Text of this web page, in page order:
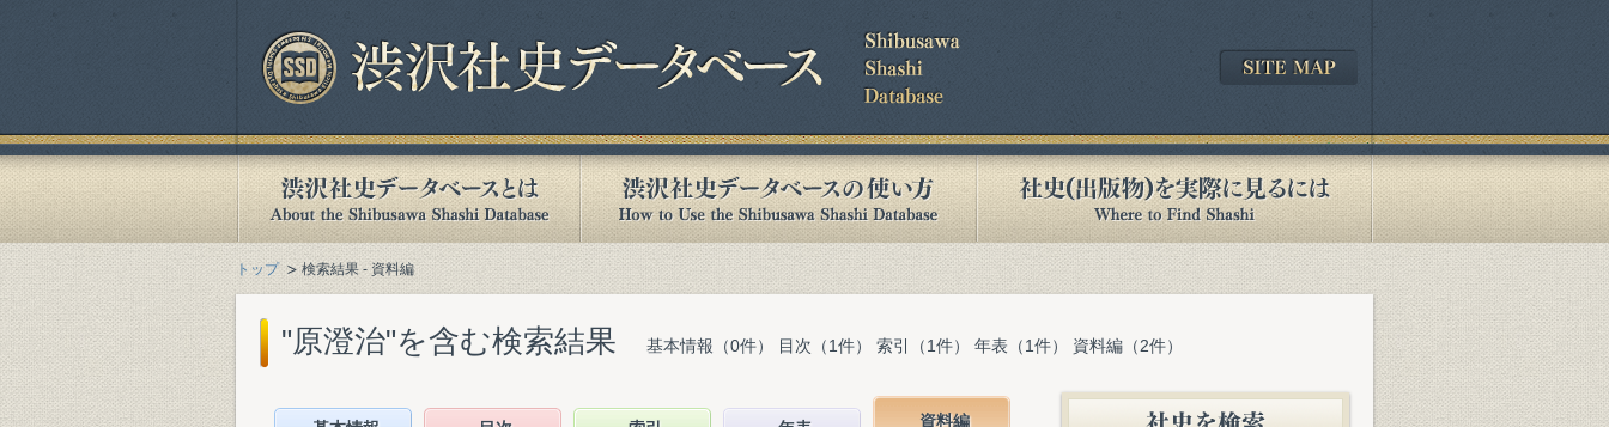
トップ 検索結果 - 資料編
"原澄治"を含む検索結果 基本情報（0件） 目次（1件） 索引（1件） 年表（1件） 資料編（2件）
資料編